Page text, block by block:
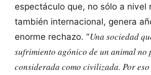
espectáculo que, no sólo a nivel
también internacional, genera
enorme rechazo. “Una sociedad
sufrimiento agónico de un animal no
considerada como civilizada. Por